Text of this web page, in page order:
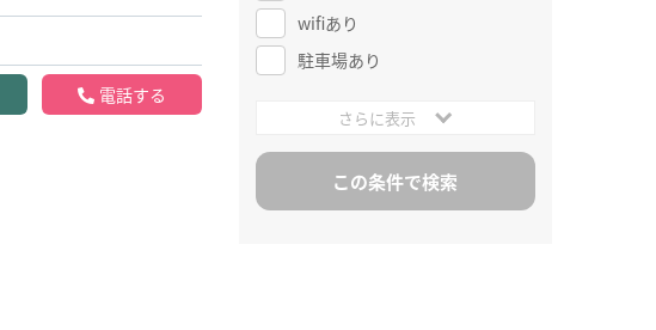
電話する
wifiあり
駐車場あり
さらに表示